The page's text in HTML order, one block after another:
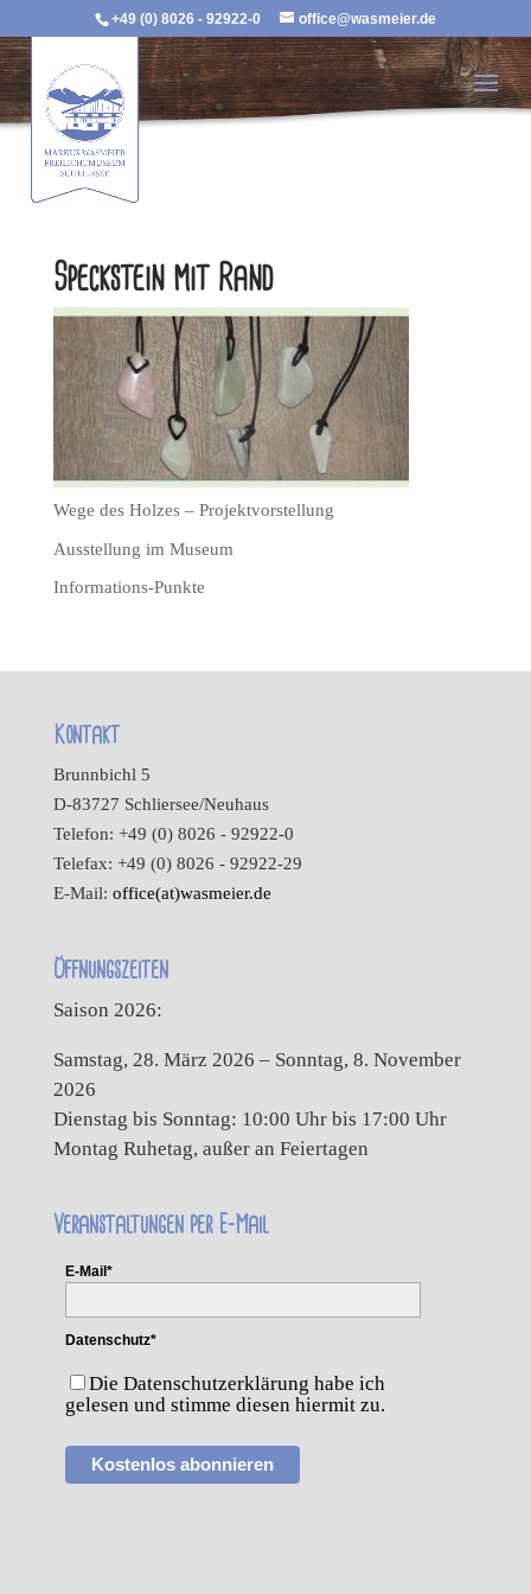
+49 (0) 8026 - 92922-0 office@wasmeier.de
Speckstein mit Rand
Wege des Holzes – Projektvorstellung
Ausstellung im Museum
Informations-Punkte
Kontakt
Brunnbichl 5
D-83727 Schliersee/Neuhaus
Telefon: +49 (0) 8026 - 92922-0
Telefax: +49 (0) 8026 - 92922-29
E-Mail: office(at)wasmeier.de
Öffnungszeiten
Saison 2026:
Samstag, 28. März 2026 – Sonntag, 8. November
2026
Dienstag bis Sonntag: 10:00 Uhr bis 17:00 Uhr
Montag Ruhetag, außer an Feiertagen
Veranstaltungen per E-Mail
E-Mail*
Datenschutz*
Die Datenschutzerklärung habe ich
gelesen und stimme diesen hiermit zu.
Kostenlos abonnieren